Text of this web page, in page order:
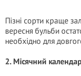
Пізні сорти краще
вересня бульби
необхідно для
2. Місячний